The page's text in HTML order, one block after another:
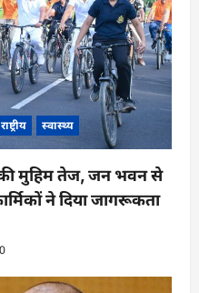
राष्ट्रीय स्वास्थ्य
मुहिम तेज, जन भवन से
ने दिया जागरूकता
0